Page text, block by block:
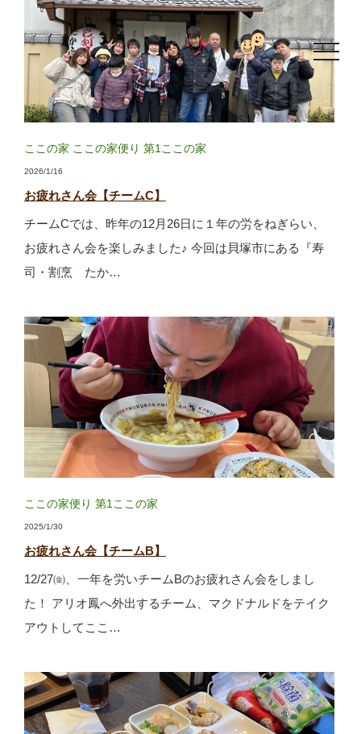
toggle
ここの家 ここの家便り 第1ここの家
2026/1/16
お疲れさん会【チームC】
チームCでは、昨年の12月26日に１年の労をねぎらい、
お疲れさん会を楽しみました♪ 今回は貝塚市にある『寿
司・割烹 たか…
ここの家便り 第1ここの家
2025/1/30
お疲れさん会【チームB】
12/27㈮、一年を労いチームBのお疲れさん会をしまし
た！ アリオ鳳へ外出するチーム、マクドナルドをテイク
アウトしてここ…